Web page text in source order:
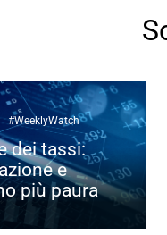
#WeeklyWatch
dei tassi:
e
più paura